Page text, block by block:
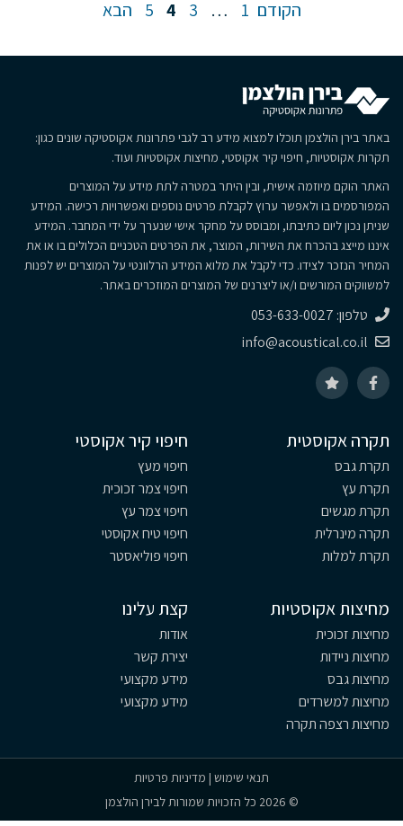
הקודם 1
…
3 עמוד
4
5 הבא
באתר בירן הולצמן תוכלו למצוא מידע רב לגבי פתרונות אקוסטיקה שונים כגון:
תקרות אקוסטיות, חיפוי קיר אקוסטי, מחיצות אקוסטיות ועוד.
האתר הוקם מיוזמה אישית, ובין היתר במטרה לתת מידע על המוצרים
המפורסמים בו ולאפשר ערוץ לקבלת פרטים נוספים ואפשרויות רכישה. המידע
שניתן נכון ליום כתיבתו, ומבוסס על מחקר אישי שנערך על ידי המחבר. המידע
איננו מייצג בהכרח את השירות, המוצר, את הפרטים הטכניים הכלולים בו או את
המחיר הנזכר לצידו. כדי לקבל את מלוא המידע הרלוונטי על המוצרים יש לפנות
למשווקים המורשים ו/או ליצרנים של המוצרים המוזכרים באתר.
טלפון: 053-633-0027
info@acoustical.co.il
תקרה אקוסטית
תקרת גבס
תקרת עץ
תקרת מגשים
תקרה מינרלית
תקרת למלות
חיפוי קיר אקוסטי
חיפוי מעץ
חיפוי צמר זכוכית
חיפוי צמר עץ
חיפוי טיח אקוסטי
חיפוי פוליאסטר
מחיצות אקוסטיות
מחיצות זכוכית
מחיצות ניידות
מחיצות גבס
מחיצות למשרדים
מחיצות רצפה תקרה
קצת עלינו
אודות
יצירת קשר
מידע מקצועי
מידע מקצועי
תנאי שימוש | מדיניות פרטיות
© 2026 כל הזכויות שמורות לבירן הולצמן